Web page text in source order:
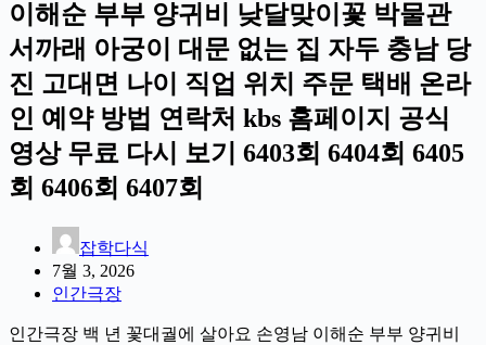
이해순 부부 양귀비 낮달맞이꽃 박물관
서까래 아궁이 대문 없는 집 자두 충남 당
진 고대면 나이 직업 위치 주문 택배 온라
인 예약 방법 연락처 kbs 홈페이지 공식
영상 무료 다시 보기 6403회 6404회 6405
회 6406회 6407회
잡학다식
7월 3, 2026
인간극장
인간극장 백 년 꽃대궐에 살아요 손영남 이해순 부부 양귀비